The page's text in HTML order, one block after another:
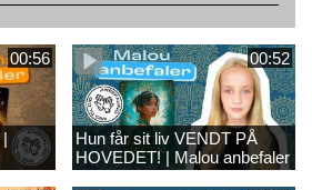
00:56 00:52
Hun får sit liv VENDT PÅ
HOVEDET! | Malou anbefaler